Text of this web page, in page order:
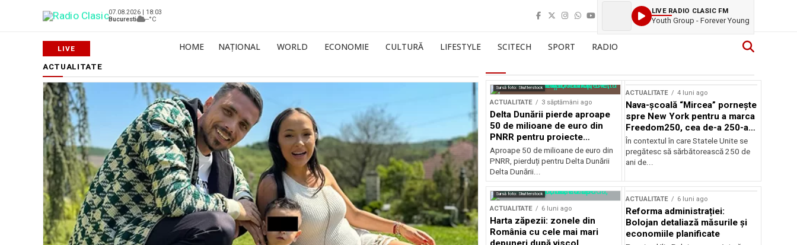
07.08.2026 | 18:03
Bucuresti
--°C
LIVE RADIO CLASIC FM
Youth Group - Forever Young
HOME NAȚIONAL WORLD ECONOMIE CULTURĂ LIFESTYLE SCITECH SPORT RADIO
ACTUALITATE
Sursă foto: Shutterstock
ACTUALITATE 3 săptămâni ago
Delta Dunării pierde aproape
50 de milioane de euro din
PNRR pentru proiecte
esențiale
Aproape 50 de milioane de euro din
PNRR, pierduți pentru Delta Dunării
Delta Dunării...
ACTUALITATE 4 luni ago
Nava-școală “Mircea” pornește
spre New York pentru a marca
Freedom250, cea de-a 250-a
aniversare a Statelor Unite
În contextul în care Statele Unite se
pregătesc să sărbătorească 250 de
ani de...
Sursă foto: Shutterstock
ACTUALITATE 6 luni ago
Harta zăpezii: zonele din
România cu cele mai mari
ACTUALITATE 6 luni ago
Reforma administrației:
Bolojan detaliază măsurile și
economiile planificate